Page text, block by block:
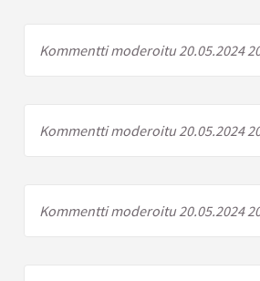
Kommentti moderoitu 20.05.2024
Kommentti moderoitu 20.05.2024
Kommentti moderoitu 20.05.2024